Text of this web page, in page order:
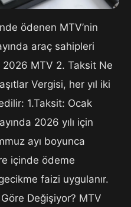
ödenen MTV’nin
araç sahipleri
2026 MTV 2. Taksit Ne
Vergisi, her yıl iki
1.Taksit: Ocak
2026 yılı için
ayı boyunca
içinde ödeme
faizi uygulanır.
Değişiyor? MTV